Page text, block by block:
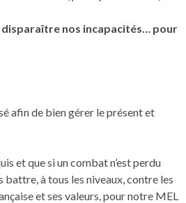
disparaître nos incapacités… pour
afin de bien gérer le présent et
et que si un combat n’est perdu
battre, à tous les niveaux, contre les
et ses valeurs, pour notre MEL